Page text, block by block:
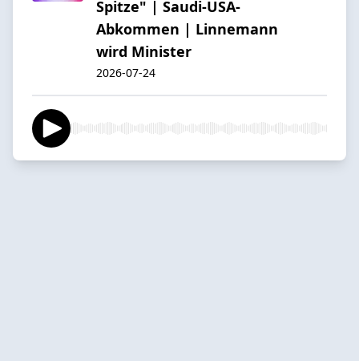
Spitze" | Saudi-USA-
Abkommen | Linnemann
wird Minister
2026-07-24